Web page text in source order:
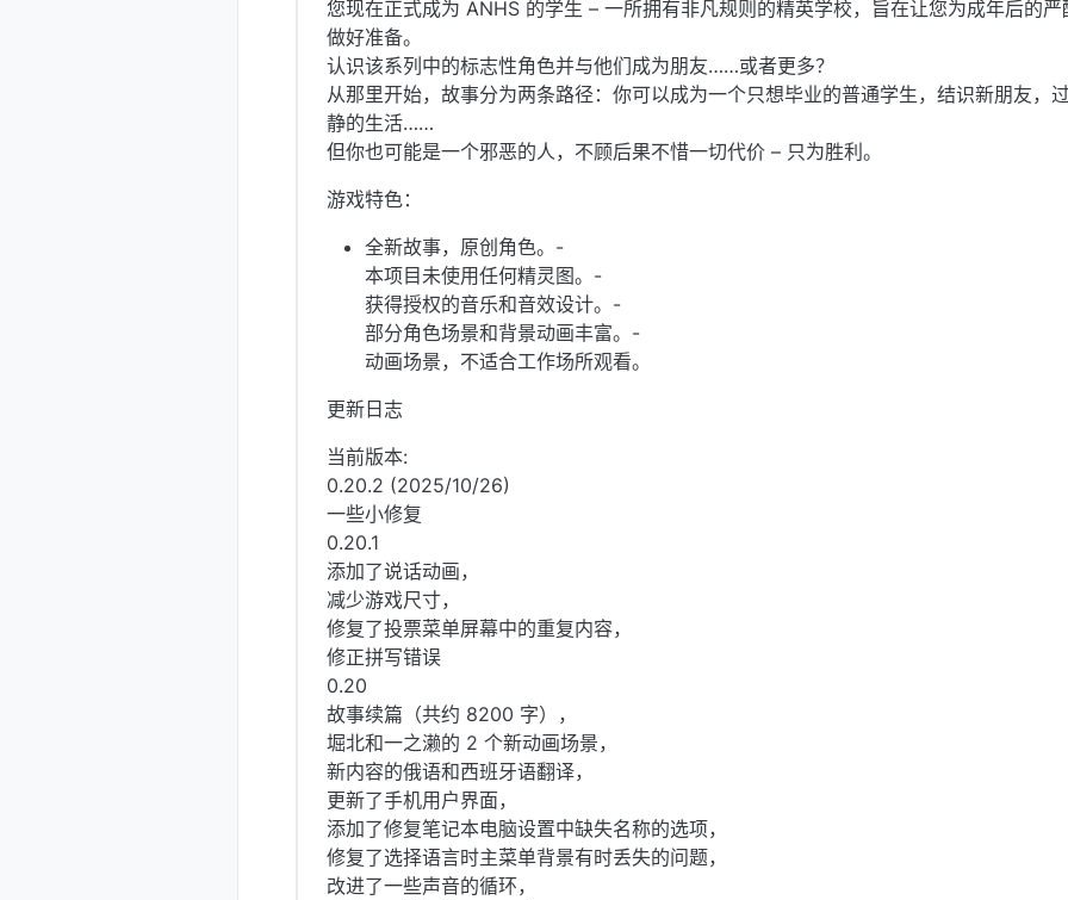
您现在正式成为 ANHS 的学生 – 一所拥有非凡规则的精英学校，旨在让您为成年后的严
做好准备。
认识该系列中的标志性角色并与他们成为朋友……或者更多？
从那里开始，故事分为两条路径：你可以成为一个只想毕业的普通学生，结识新朋友，
静的生活……
但你也可能是一个邪恶的人，不顾后果不惜一切代价 – 只为胜利。
游戏特色：
全新故事，原创角色。-
本项目未使用任何精灵图。-
获得授权的音乐和音效设计。-
部分角色场景和背景动画丰富。-
动画场景，不适合工作场所观看。
更新日志
当前版本:
0.20.2 (2025/10/26)
一些小修复
0.20.1
添加了说话动画，
减少游戏尺寸，
修复了投票菜单屏幕中的重复内容，
修正拼写错误
0.20
故事续篇（共约 8200 字），
堀北和一之濑的 2 个新动画场景，
新内容的俄语和西班牙语翻译，
更新了手机用户界面，
添加了修复笔记本电脑设置中缺失名称的选项，
修复了选择语言时主菜单背景有时丢失的问题，
改进了一些声音的循环，